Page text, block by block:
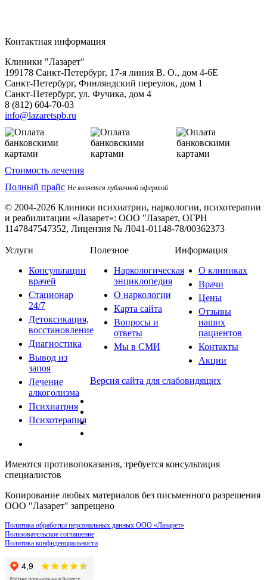
Контактная информация
Клиники "Лазарет"
199178 Санкт-Петербург, 17-я линия В. О., дом 4-6Е
Санкт-Петербург, Финляндский переулок, дом 1
Санкт-Петербург, ул. Фучика, дом 4
8 (812) 604-70-03
info@lazaretspb.ru
Стоимость лечения
Полный прайс Не является публичной офертой
© 2004-2026 Клиники психиатрии, наркологии, психотерапии
и реабилитации «Лазарет»: ООО "Лазарет, ОГРН
1147847547352, Лицензия № Л041-01148-78/00362373
Услуги
Консультации
врачей
Стационар
24/7
Детоксикация,
восстановление
Диагностика
Вывод из
запоя
Лечение
алкоголизма
Психиатрия
Психотерапия
Полезное
Наркологическая
энциклопедия
О наркологии
Карта сайта
Вопросы и
ответы
Мы в СМИ
Информация
О клиниках
Врачи
Цены
Отзывы
наших
пациентов
Контакты
Акции
Версия сайта для слабовидящих
Имеются противопоказания, требуется консультация
специалистов
Копирование любых материалов без письменного разрешения
ООО "Лазарет" запрещено
Политика обработки персональных данных ООО «Лазарет»
Пользовательское соглашение
Политика конфиденциальности